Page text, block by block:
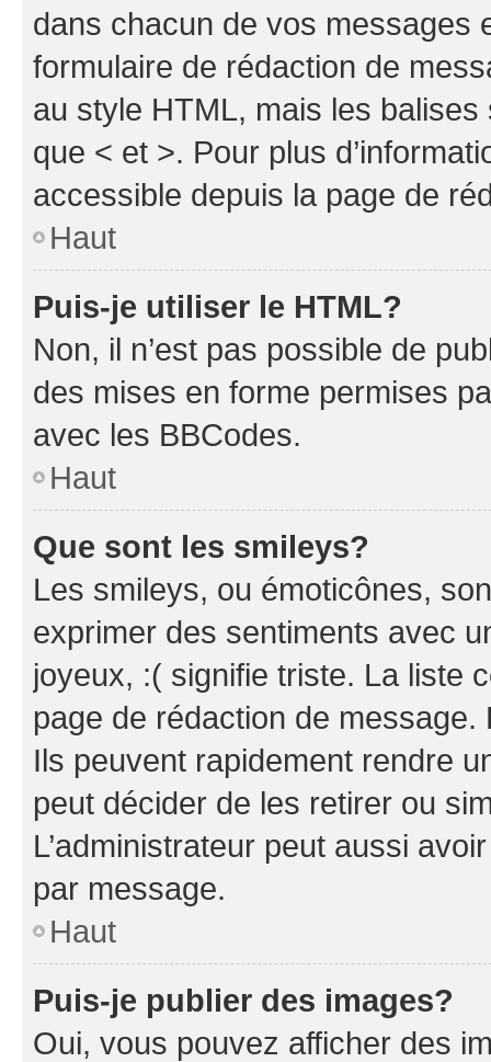
dans chacun de vos messages
formulaire de rédaction de
au style HTML, mais les
que < et >. Pour plus
accessible depuis la page de
Haut
Puis-je utiliser le HTML?
Non, il n’est pas possible de
des mises en forme permises
avec les BBCodes.
Haut
Que sont les smileys?
Les smileys, ou émoticônes,
exprimer des sentiments avec
joyeux, :( signifie triste. La liste
page de rédaction de
Ils peuvent rapidement rendre
peut décider de les retirer ou
L’administrateur peut aussi
par message.
Haut
Puis-je publier des images?
Oui, vous pouvez afficher des